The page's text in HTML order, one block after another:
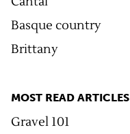
Basque country
Brittany
MOST READ ARTICLES
Gravel 101